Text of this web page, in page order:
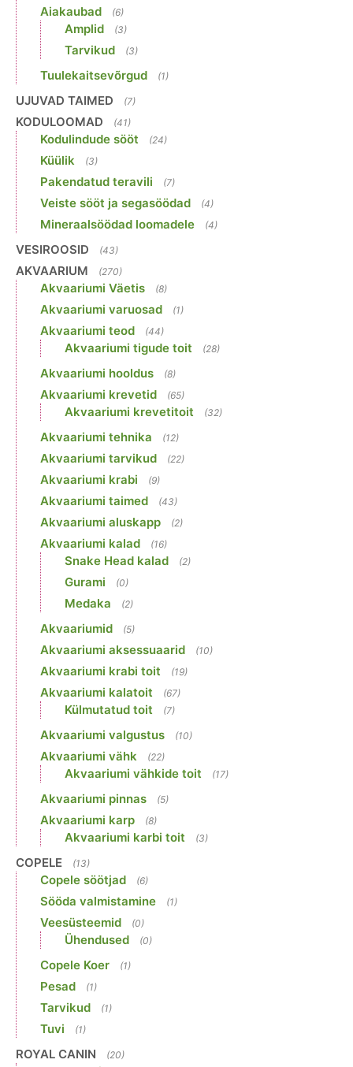
Aiakaubad (6)
Amplid (3)
Tarvikud (3)
Tuulekaitsevõrgud (1)
UJUVAD TAIMED (7)
KODULOOMAD (41)
Kodulindude sööt (24)
Küülik (3)
Pakendatud teravili (7)
Veiste sööt ja segasöödad (4)
Mineraalsöödad loomadele (4)
VESIROOSID (43)
AKVAARIUM (270)
Akvaariumi Väetis (8)
Akvaariumi varuosad (1)
Akvaariumi teod (44)
Akvaariumi tigude toit (28)
Akvaariumi hooldus (8)
Akvaariumi krevetid (65)
Akvaariumi krevetitoit (32)
Akvaariumi tehnika (12)
Akvaariumi tarvikud (22)
Akvaariumi krabi (9)
Akvaariumi taimed (43)
Akvaariumi aluskapp (2)
Akvaariumi kalad (16)
Snake Head kalad (2)
Gurami (0)
Medaka (2)
Akvaariumid (5)
Akvaariumi aksessuaarid (10)
Akvaariumi krabi toit (19)
Akvaariumi kalatoit (67)
Külmutatud toit (7)
Akvaariumi valgustus (10)
Akvaariumi vähk (22)
Akvaariumi vähkide toit (17)
Akvaariumi pinnas (5)
Akvaariumi karp (8)
Akvaariumi karbi toit (3)
COPELE (13)
Copele söötjad (6)
Sööda valmistamine (1)
Veesüsteemid (0)
Ühendused (0)
Copele Koer (1)
Pesad (1)
Tarvikud (1)
Tuvi (1)
ROYAL CANIN (20)